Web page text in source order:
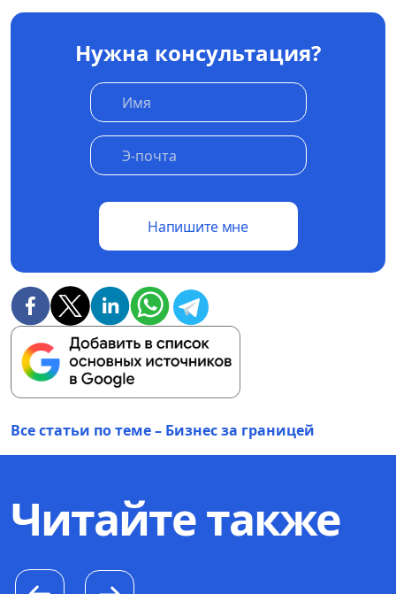
Нужна консультация?
Напишите мне
Все статьи по теме – Бизнес за границей
Читайте также